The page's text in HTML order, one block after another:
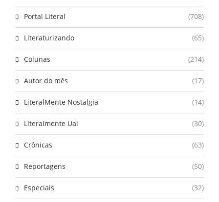
Portal Literal (708)
Literaturizando (65)
Colunas (214)
Autor do mês (17)
LiteralMente Nostalgia (14)
Literalmente Uai (30)
Crônicas (63)
Reportagens (50)
Especiais (32)